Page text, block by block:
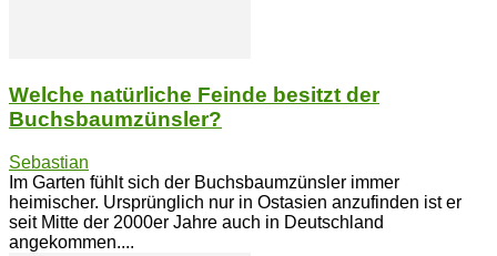
Welche natürliche Feinde besitzt der
Buchsbaumzünsler?
Sebastian
Im Garten fühlt sich der Buchsbaumzünsler immer
heimischer. Ursprünglich nur in Ostasien anzufinden ist er
seit Mitte der 2000er Jahre auch in Deutschland
angekommen....